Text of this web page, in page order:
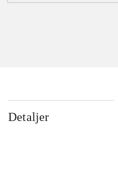
Detaljer